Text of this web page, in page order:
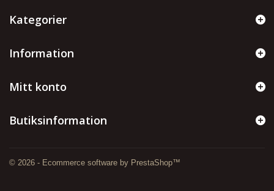
Kategorier
Information
© 2026 - Ecommerce software by PrestaShop™
Mitt konto
Butiksinformation